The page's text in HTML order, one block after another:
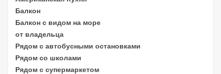
Балкон
Балкон с видом на море
от владельца
Рядом с автобусными остановками
Рядом со школами
Рядом с супермаркетом